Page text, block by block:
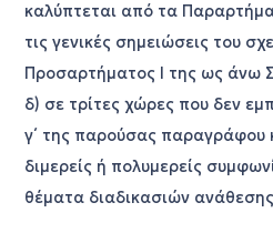
καλύπτεται από τα
τις γενικές σημειώσεις του
Προσαρτήματος I της ως άνω
δ) σε τρίτες χώρες που δεν
γ΄ της παρούσας παραγράφου
διμερείς ή πολυμερείς
θέματα διαδικασιών